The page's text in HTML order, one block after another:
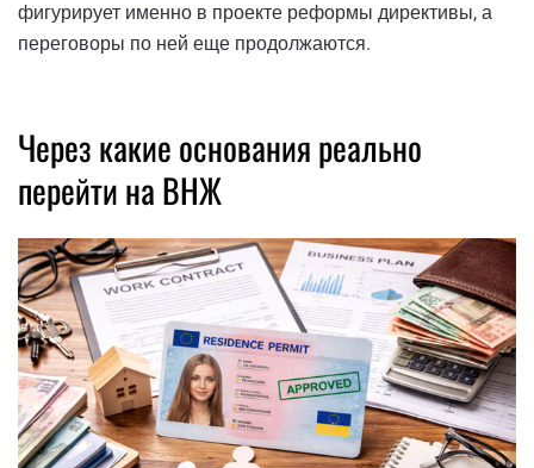
фигурирует именно в проекте реформы директивы, а
переговоры по ней еще продолжаются.
Через какие основания реально
перейти на ВНЖ